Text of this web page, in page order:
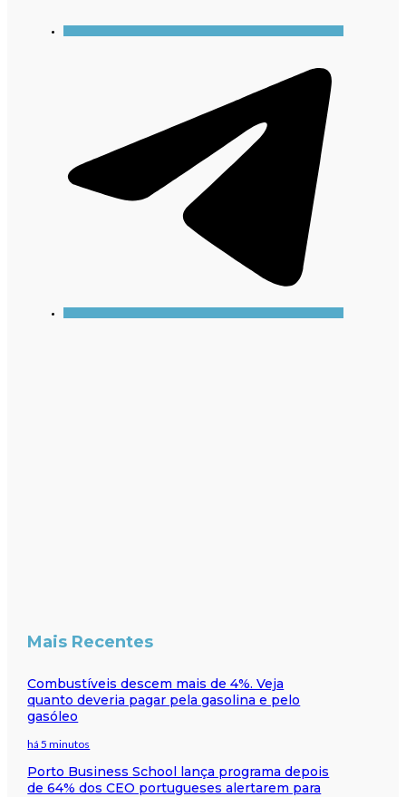
Mais Recentes
Combustíveis descem mais de 4%. Veja
quanto deveria pagar pela gasolina e pelo
gasóleo
há 5 minutos
Porto Business School lança programa depois
de 64% dos CEO portugueses alertarem para